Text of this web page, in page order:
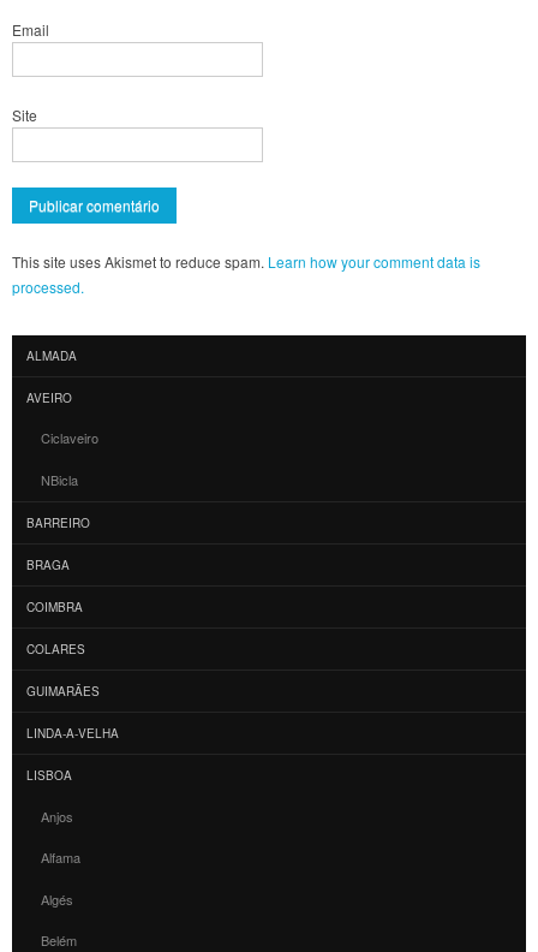
Email
Site
This site uses Akismet to reduce spam. Learn how your comment data is
processed.
ALMADA
AVEIRO
Ciclaveiro
NBicla
BARREIRO
BRAGA
COIMBRA
COLARES
GUIMARÃES
LINDA-A-VELHA
LISBOA
Anjos
Alfama
Algés
Belém